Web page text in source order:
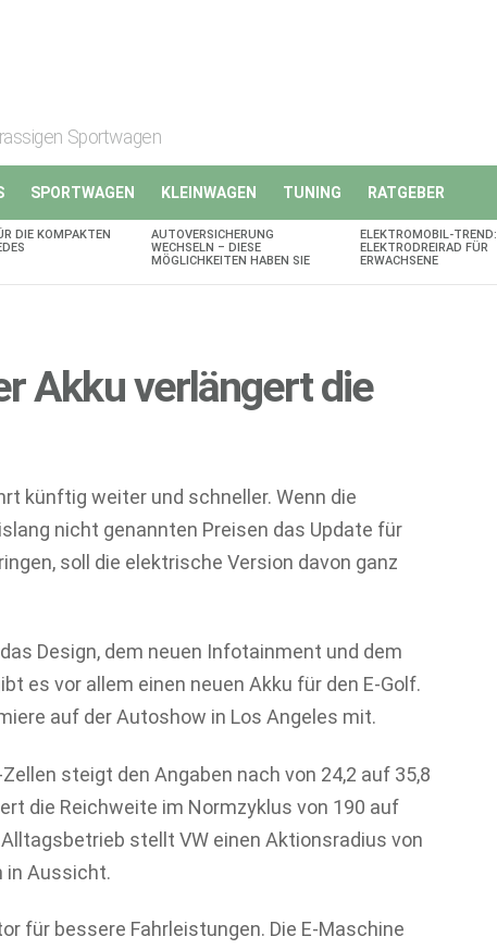
Sportwagen
SPORTWAGEN KLEINWAGEN TUNING RATGEBER
DIE KOMPAKTEN
AUTOVERSICHERUNG
WECHSELN – DIESE
MÖGLICHKEITEN HABEN SIE
ELEKTROMOBIL-TREND:
ELEKTRODREIRAD FÜR
ERWACHSENE
Akku verlängert die
künftig weiter und schneller. Wenn die
nicht genannten Preisen das Update für
soll die elektrische Version davon ganz
Design, dem neuen Infotainment und dem
es vor allem einen neuen Akku für den E-Golf.
auf der Autoshow in Los Angeles mit.
steigt den Angaben nach von 24,2 auf 35,8
die Reichweite im Normzyklus von 190 auf
stellt VW einen Aktionsradius von
in Aussicht.
für bessere Fahrleistungen. Die E-Maschine